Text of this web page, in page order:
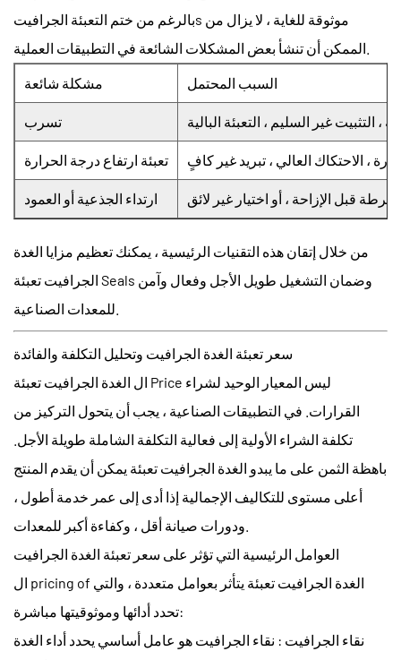
بالرغم منختم التعبئة الجرافيتs موثوقة للغاية ، لا يزال من
مشكلة شائعة السبب المحتمل
تسرب ، التثبيت غير السليم ، التعبئة البالية
تعبئة ارتفاع درجة الحرارة ، الاحتكاك العالي ، تبريد غير كافٍ
ارتداء الجذعية أو العمود قبل الإزاحة ، أو اختيار غير لائق
من خلال إتقان هذه التقنيات الرئيسية ، يمكنك تعظيم مزايا الغدة
الجرافيت تعبئة Seals وضمان التشغيل طويل الأجل وفعال وآمن
سعر تعبئة الغدة الجرافيت وتحليل التكلفة والفائدة
ال الغدة الجرافيت تعبئة Price ليس المعيار الوحيد لشراء
القرارات. في التطبيقات الصناعية ، يجب أن يتحول التركيز من
تكلفة الشراء الأولية إلى فعالية التكلفة الشاملة طويلة الأجل.
باهظة الثمن على ما يبدو الغدة الجرافيت تعبئة يمكن أن يقدم المنتج
أعلى مستوى للتكاليف الإجمالية إذا أدى إلى عمر خدمة أطول ،
العوامل الرئيسية التي تؤثر على سعر تعبئة الغدة الجرافيت
ال pricing of
الغدة الجرافيت تعبئة يتأثر بعوامل متعددة ، والتي
تحدد أدائها وموثوقيتها مباشرة:
نقاء الجرافيت : نقاء الجرافيت هو عامل أساسي يحدد أداء الغدة